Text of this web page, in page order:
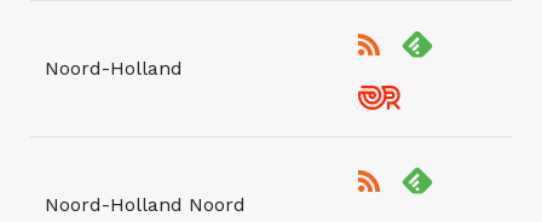
Noord-Holland
Noord-Holland Noord